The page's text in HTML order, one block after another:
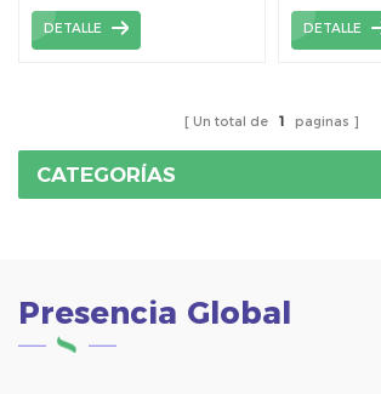
Ligero y duradero; Se
adapta a una amplia
DETALLE
alzada se
DETALLE
Un total de 1 paginas
CATEGORÍAS
Presencia Global